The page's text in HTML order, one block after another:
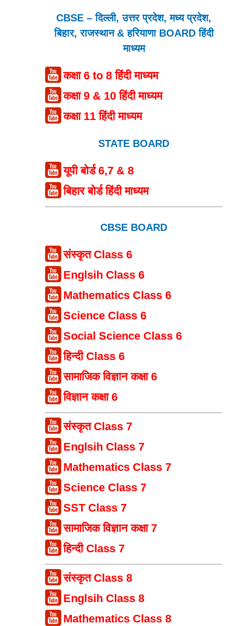
CBSE – दिल्ली, उत्तर प्रदेश, मध्य प्रदेश,
बिहार, राजस्थान & हरियाणा BOARD हिंदी
माध्यम
कक्षा 6 to 8 हिंदी माध्यम
कक्षा 9 & 10 हिंदी माध्यम
कक्षा 11 हिंदी माध्यम
STATE BOARD
यूपी बोर्ड 6,7 & 8
बिहार बोर्ड हिंदी माध्यम
CBSE BOARD
संस्कृत Class 6
Englsih Class 6
Mathematics Class 6
Science Class 6
Social Science Class 6
हिन्दी Class 6
सामाजिक विज्ञान कक्षा 6
विज्ञान कक्षा 6
संस्कृत Class 7
Englsih Class 7
Mathematics Class 7
Science Class 7
SST Class 7
सामाजिक विज्ञान कक्षा 7
हिन्दी Class 7
संस्कृत Class 8
Englsih Class 8
Mathematics Class 8